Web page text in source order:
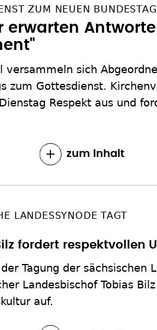
ZUM NEUEN BUNDESTAG
erwarten
versammeln sich
zum Gottesdienst.
Respekt aus und
zum Inhalt
LANDESSYNODE TAGT
fordert respektvollen
Tagung der sächsischen
Landesbischof Tobias
auf.